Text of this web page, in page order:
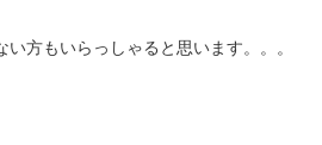
方もいらっしゃると思います。。。